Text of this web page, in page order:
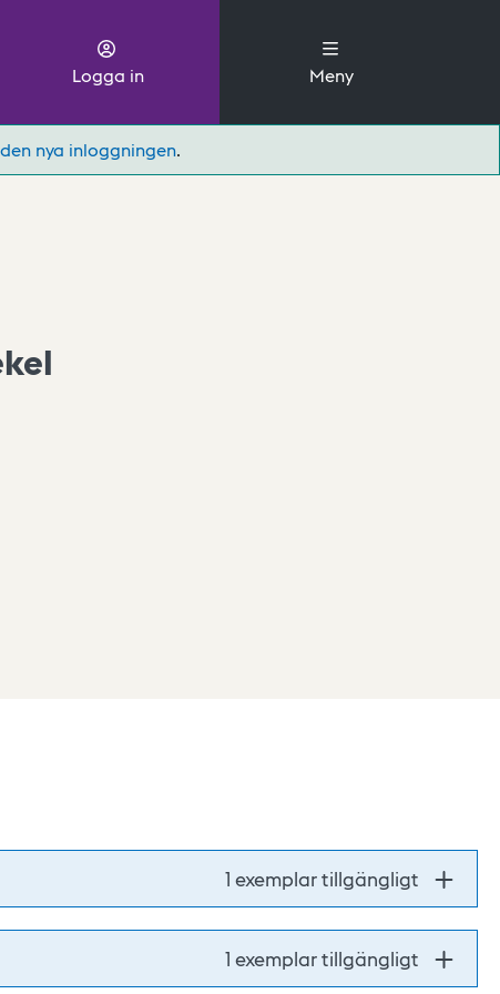
Logga in Meny
nya inloggningen.
1 exemplar tillgängligt
1 exemplar tillgängligt